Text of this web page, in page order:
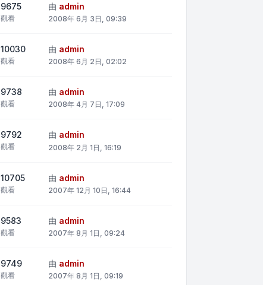
9675
觀看
由 admin
2008年 6月 3日, 09:39
10030
觀看
由 admin
2008年 6月 2日, 02:02
9738
觀看
由 admin
2008年 4月 7日, 17:09
9792
觀看
由 admin
2008年 2月 1日, 16:19
10705
觀看
由 admin
2007年 12月 10日, 16:44
9583
觀看
由 admin
2007年 8月 1日, 09:24
9749
觀看
由 admin
2007年 8月 1日, 09:19